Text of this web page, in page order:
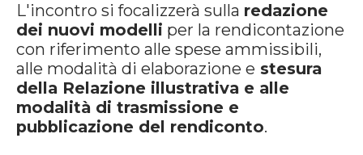
L'incontro si focalizzerà sulla redazione
dei nuovi modelli per la rendicontazione
con riferimento alle spese ammissibili,
alle modalità di elaborazione e stesura
della Relazione illustrativa e alle
modalità di trasmissione e
pubblicazione del rendiconto.